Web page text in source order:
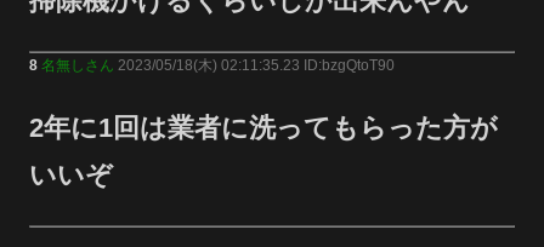
8 名無しさん 2023/05/18(木) 02:11:35.23 ID:bzgQtoT90
2年に1回は業者に洗ってもらった方が
いいぞ